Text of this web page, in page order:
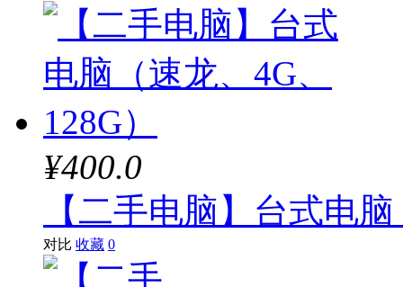
¥400.0
【二手电脑】台式电
对比 收藏 0